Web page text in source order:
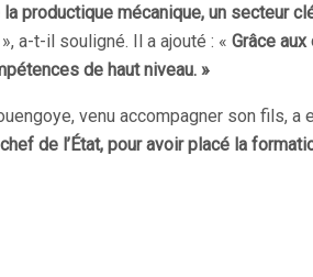
la productique mécanique, un secteur
», a-t-il souligné. Il a ajouté : « Grâce
de haut niveau. »
venu accompagner son fils, a
de l’État, pour avoir placé la